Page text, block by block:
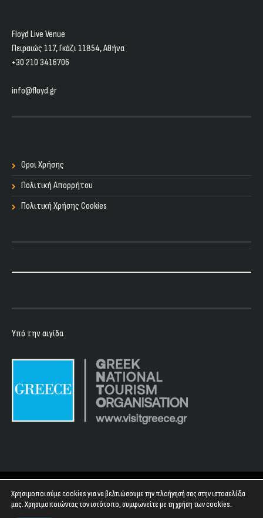
Floyd Live Venue
Πειραιώς 117, Γκάζι 11854, Aθήνα
+30 210 3416706
info@floyd.gr
Οροι Χρήσης
Πολιτική Απορρήτου
Πολιτική Χρήσης Cookies
Υπό την αιγίδα
Χρησιμοποιούμε cookies για να βελτιώσουμε την πλοήγησή σας στην ιστοσελίδα
μας. Χρησιμοποιώντας τον ιστότοπο, συμφωνείτε με τη χρήση των cookies.